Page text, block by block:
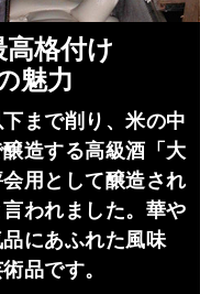
高格付け
魅力
まで削り、米の中
造する高級酒「大
用として醸造され
われました。華や
にあふれた風味
品です。